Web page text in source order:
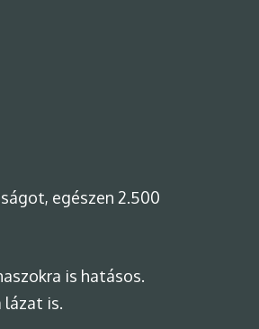
egészen 2.500
is hatásos.
lázat is.